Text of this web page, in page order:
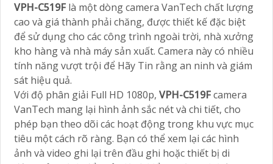
VPH-C519F là một dòng camera VanTech chất lượng
cao và giá thành phải chăng, được thiết kế đặc biệt
để sử dụng cho các công trình ngoài trời, nhà xưởng
kho hàng và nhà máy sản xuất. Camera này có nhiều
tính năng vượt trội để Hãy Tin rằng an ninh và giám
sát hiệu quả.
Với độ phân giải Full HD 1080p, VPH-C519Fcamera
VanTech mang lại hình ảnh sắc nét và chi tiết, cho
phép bạn theo dõi các hoạt động trong khu vực mục
tiêu một cách rõ ràng. Bạn có thể xem lại các hình
ảnh và video ghi lại trên đầu ghi hoặc thiết bị di